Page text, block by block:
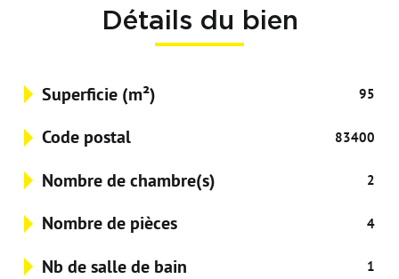
Détails du bien
Superficie (m²) 95
Code postal 83400
Nombre de chambre(s) 2
Nombre de pièces 4
Nb de salle de bain 1